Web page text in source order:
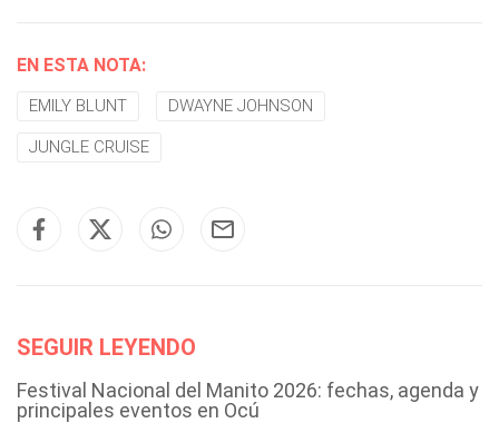
EN ESTA NOTA:
EMILY BLUNT DWAYNE JOHNSON
JUNGLE CRUISE
SEGUIR LEYENDO
Festival Nacional del Manito 2026: fechas, agenda y
principales eventos en Ocú